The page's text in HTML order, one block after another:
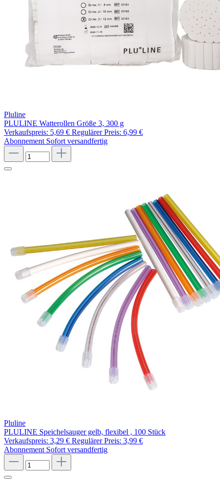
Pluline
PLULINE Watterollen Größe 3, 300 g
Verkaufspreis: 5,69 € Regulärer Preis: 6,99 €
Abonnement Sofort versandfertig
Pluline
PLULINE Speichelsauger gelb, flexibel , 100 Stück
Verkaufspreis: 3,29 € Regulärer Preis: 3,99 €
Abonnement Sofort versandfertig